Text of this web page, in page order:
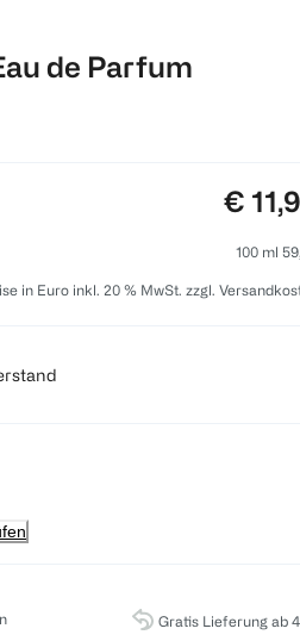
de Parfum
Preis:
€
100 ml
in Euro inkl. 20 % MwSt. zzgl.
Gratis Lieferung ab